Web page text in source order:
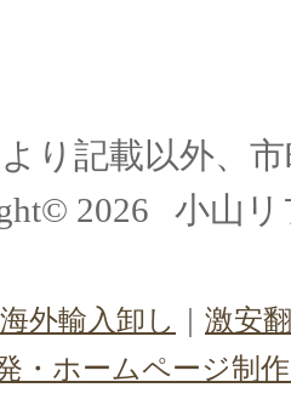
り記載以外、
2026 小山
外輸入卸し
激安
・ホームページ制